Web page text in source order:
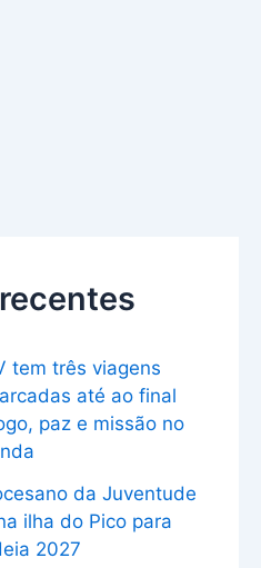
tem três viagens
até ao final
paz e missão no
da Juventude
ilha do Pico para
2027